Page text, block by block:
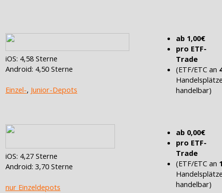
iOS: 4,58 Sterne
Android: 4,50 Sterne
Einzel-, Junior-Depots
ab 1,00€
pro ETF-
Trade
(ETF/ETC an
handelbar)
iOS: 4,27 Sterne
Android: 3,70 Sterne
nur Einzeldepots
ab 0,00€
pro ETF-
Trade
(ETF/ETC an
handelbar)